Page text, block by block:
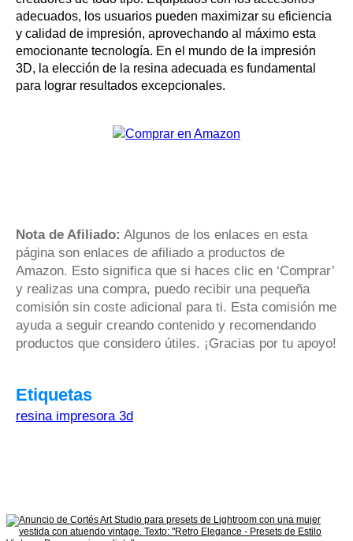
adecuados, los usuarios pueden maximizar su eficiencia
y calidad de impresión, aprovechando al máximo esta
emocionante tecnología. En el mundo de la impresión
3D, la elección de la resina adecuada es fundamental
para lograr resultados excepcionales.
Nota de Afiliado: Algunos de los enlaces en esta
página son enlaces de afiliado a productos de
Amazon. Esto significa que si haces clic en ‘Comprar’
y realizas una compra, puedo recibir una pequeña
comisión sin coste adicional para ti. Esta comisión me
ayuda a seguir creando contenido y recomendando
productos que considero útiles. ¡Gracias por tu apoyo!
Etiquetas
resina impresora 3d